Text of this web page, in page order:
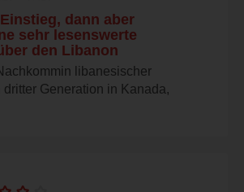
dann aber
sehr lesenswerte
den Libanon
libanesischer
dritter Generation in Kanada,